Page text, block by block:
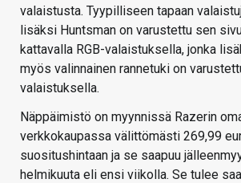
valaistusta. Tyypilliseen tapaan
lisäksi Huntsman on varustettu sen
kattavalla RGB-valaistuksella, jonka
myös valinnainen rannetuki on
valaistuksella.
Näppäimistö on myynnissä Razerin
verkkokaupassa välittömästi 269,99
suositushintaan ja se saapuu
helmikuuta eli ensi viikolla. Se tulee